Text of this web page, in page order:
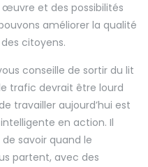
œuvre et des possibilités
améliorer la qualité
citoyens.
conseille de sortir du lit
trafic devrait être lourd
travailler aujourd’hui est
en action. Il
savoir quand le
partent, avec des